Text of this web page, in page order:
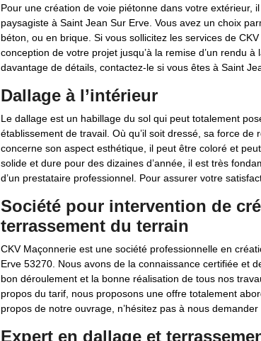
Pour une création de voie piétonne dans votre extérieur,
paysagiste à Saint Jean Sur Erve. Vous avez un choix
béton, ou en brique. Si vous sollicitez les services de
conception de votre projet jusqu’à la remise d’un rendu
davantage de détails, contactez-le si vous êtes à Saint
Dallage à l’intérieur
Le dallage est un habillage du sol qui peut totalement
établissement de travail. Où qu’il soit dressé, sa force
concerne son aspect esthétique, il peut être coloré et
solide et dure pour des dizaines d’année, il est très
d’un prestataire professionnel. Pour assurer votre
Société pour intervention de
terrassement du terrain
CKV Maçonnerie est une société professionnelle en
Erve 53270. Nous avons de la connaissance certifiée et
bon déroulement et la bonne réalisation de tous nos
propos du tarif, nous proposons une offre totalement
propos de notre ouvrage, n’hésitez pas à nous
Expert en dallage et